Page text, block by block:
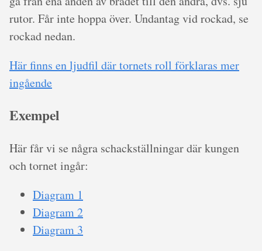
rutor. Får inte hoppa över. Undantag vid rockad, se
rockad nedan.
Här finns en ljudfil där tornets roll förklaras mer
ingående
Exempel
Här får vi se några schackställningar där kungen
och tornet ingår:
Diagram 1
Diagram 2
Diagram 3